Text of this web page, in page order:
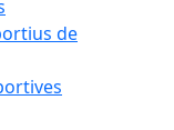
de